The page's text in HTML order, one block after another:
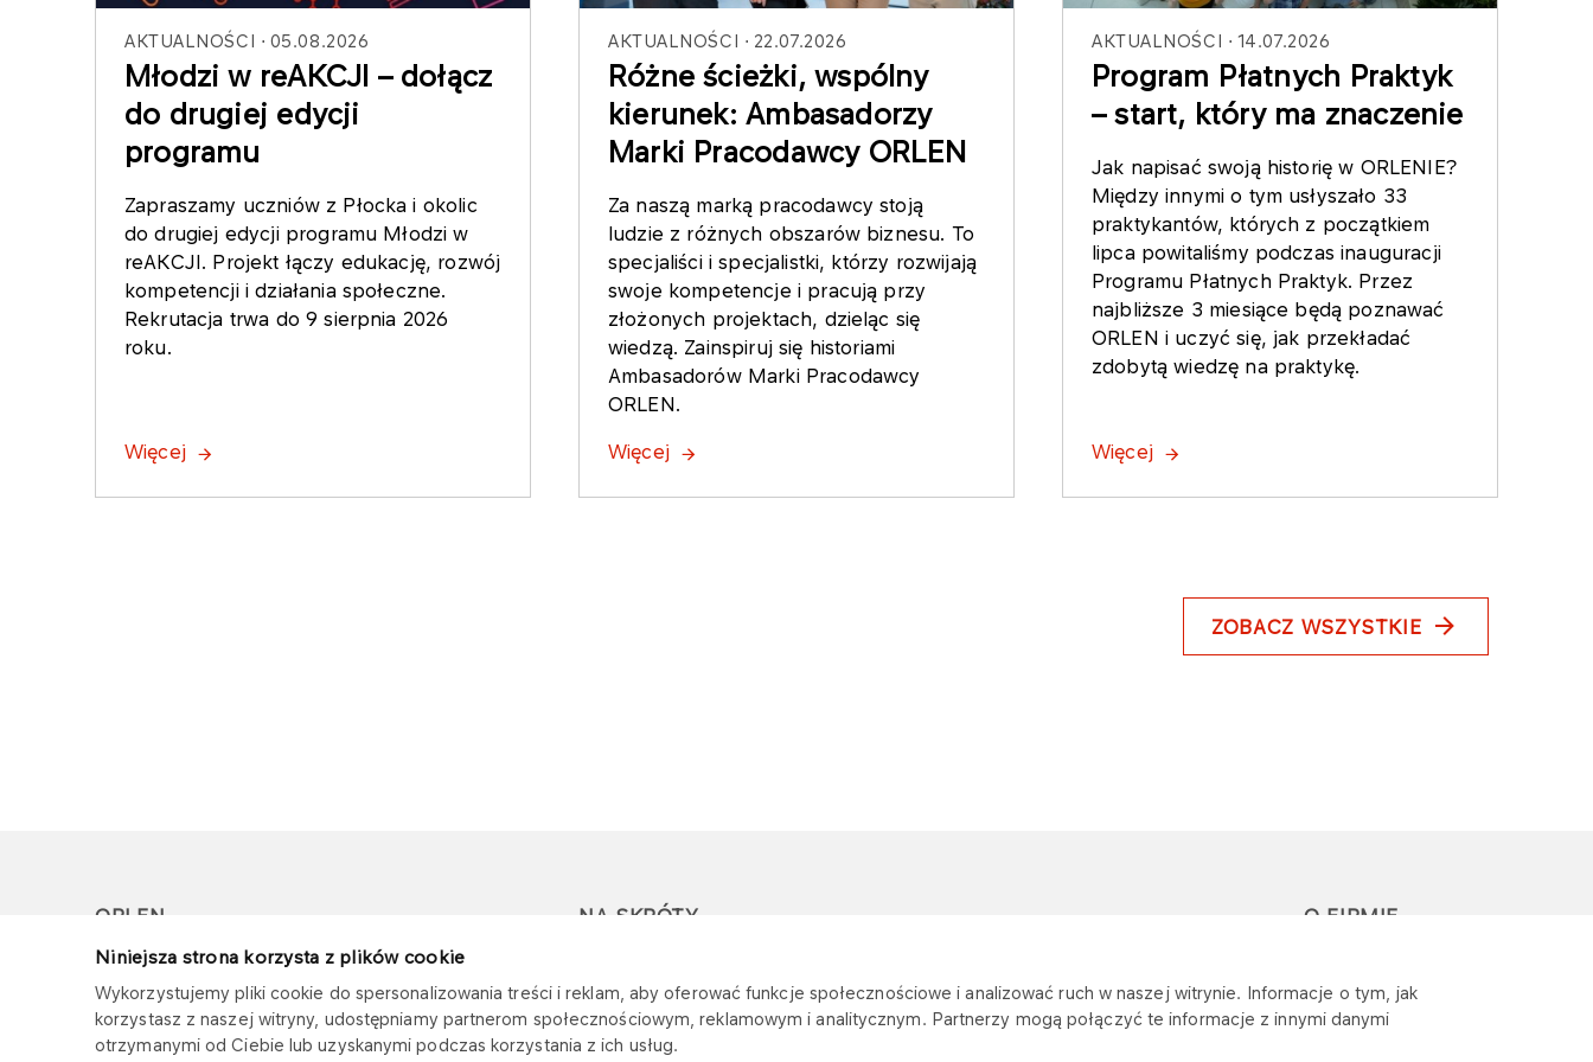
Niniejsza strona korzysta z plików cookie
Wykorzystujemy pliki cookie do spersonalizowania treści i reklam, aby oferować funkcje społecznościowe i analizować ruch w naszej witrynie. Informacje o tym, jak
korzystasz z naszej witryny, udostępniamy partnerom społecznościowym, reklamowym i analitycznym. Partnerzy mogą połączyć te informacje z innymi danymi
otrzymanymi od Ciebie lub uzyskanymi podczas korzystania z ich usług.
AKTUALNOŚCI 05.08.2026
Młodzi w reAKCJI – dołącz
do drugiej edycji
programu
Zapraszamy uczniów z Płocka i okolic
do drugiej edycji programu Młodzi w
reAKCJI. Projekt łączy edukację, rozwój
kompetencji i działania społeczne.
Rekrutacja trwa do 9 sierpnia 2026
roku.
Więcej
AKTUALNOŚCI 22.07.2026
Różne ścieżki, wspólny
kierunek: Ambasadorzy
Marki Pracodawcy ORLEN
Za naszą marką pracodawcy stoją
ludzie z różnych obszarów biznesu. To
specjaliści i specjalistki, którzy rozwijają
swoje kompetencje i pracują przy
złożonych projektach, dzieląc się
wiedzą. Zainspiruj się historiami
Ambasadorów Marki Pracodawcy
ORLEN.
Więcej
AKTUALNOŚCI 14.07.2026
Program Płatnych Praktyk
– start, który ma znaczenie
Jak napisać swoją historię w ORLENIE?
Między innymi o tym usłyszało 33
praktykantów, których z początkiem
lipca powitaliśmy podczas inauguracji
Programu Płatnych Praktyk. Przez
najbliższe 3 miesiące będą poznawać
ORLEN i uczyć się, jak przekładać
zdobytą wiedzę na praktykę.
Więcej
ZOBACZ WSZYSTKIE
ORLEN
Copyright © 1996-2026
Wszystkie prawa zastrzeżone
NA SKRÓTY
oszustwami
Mapa stacji
Dotacje
reklamację
O FIRMIE
Wymagania